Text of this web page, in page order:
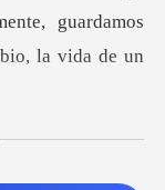
guardamos